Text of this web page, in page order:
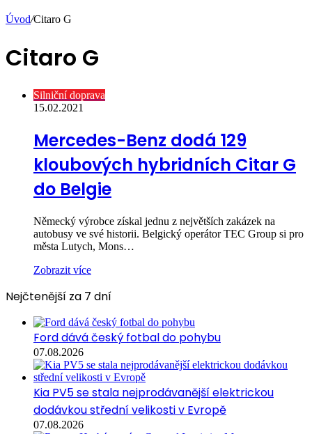
Úvod/Citaro G
Citaro G
Silniční doprava
15.02.2021
Mercedes-Benz dodá 129
kloubových hybridních Citar G
do Belgie
Německý výrobce získal jednu z největších zakázek na
autobusy ve své historii. Belgický operátor TEC Group si pro
města Lutych, Mons…
Zobrazit více
Nejčtenější za 7 dní
Ford dává český fotbal do pohybu
07.08.2026
Kia PV5 se stala nejprodávanější elektrickou
dodávkou střední velikosti v Evropě
07.08.2026